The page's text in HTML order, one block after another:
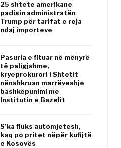
25 shtete amerikane
padisin administratën
Trump për tarifat e reja
ndaj importeve
Pasuria e fituar në mënyrë
të paligjshme,
kryeprokurori i Shtetit
nënshkruan marrëveshje
bashkëpunimi me
Institutin e Bazelit
S’ka fluks automjetesh,
kaq po pritet nëpër kufijtë
e Kosovës